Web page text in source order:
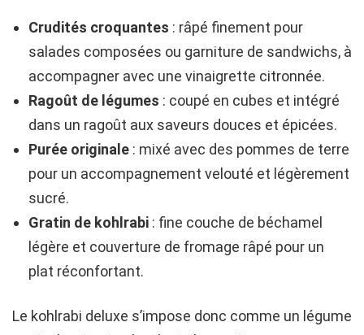
Crudités croquantes : râpé finement pour
salades composées ou garniture de sandwichs, à
accompagner avec une vinaigrette citronnée.
Ragoût de légumes : coupé en cubes et intégré
dans un ragoût aux saveurs douces et épicées.
Purée originale : mixé avec des pommes de terre
pour un accompagnement velouté et légèrement
sucré.
Gratin de kohlrabi : fine couche de béchamel
légère et couverture de fromage râpé pour un
plat réconfortant.
Le kohlrabi deluxe s’impose donc comme un légume